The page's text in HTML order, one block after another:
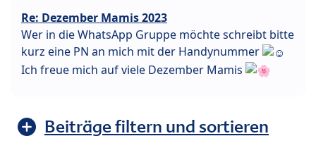
Re: Dezember Mamis 2023
Wer in die WhatsApp Gruppe möchte schreibt bitte
kurz eine PN an mich mit der Handynummer
Ich freue mich auf viele Dezember Mamis
Beiträge filtern und sortieren